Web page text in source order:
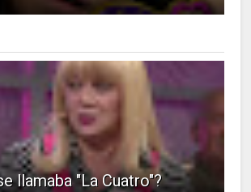
llamaba "La Cuatro"?